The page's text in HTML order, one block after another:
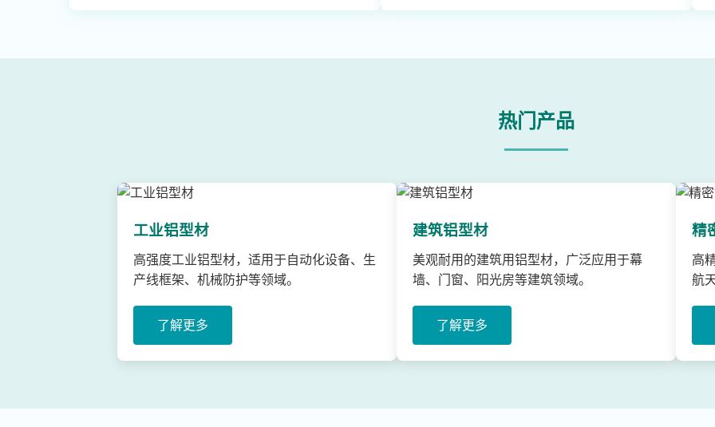
热门产品
工业铝型材
高强度工业铝型材，适用于自动化设备、生
产线框架、机械防护等领域。
了解更多
建筑铝型材
美观耐用的建筑用铝型材，广泛应用于幕
墙、门窗、阳光房等建筑领域。
了解更多
精
高
航